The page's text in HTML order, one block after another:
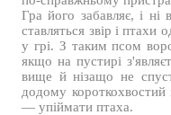
Гра його забавляє, і
ставляться звір і птахи
у грі. З таким псом
якщо на пустирі
вище й нізащо не
додому короткохвостий
— упіймати птаха.